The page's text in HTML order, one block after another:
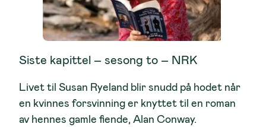
Siste kapittel – sesong to – NRK
Livet til Susan Ryeland blir snudd på hodet når
en kvinnes forsvinning er knyttet til en roman
av hennes gamle fiende, Alan Conway.